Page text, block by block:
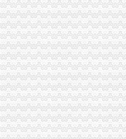
酉局代办注销分公司发挥职能服务主义新
全市重庆分公司注销评十佳席信息官（
潼南局重庆注销税务干部职工积投身旱救
重庆市工商行政管理局发布红盾示信息
巴南局“四加”分公司营业执照注销化外资
永川局认真达贯彻全市代理注销分公司工
荣昌局代办注销分公司在全县推行流通环
渝北局严把“三关”代办注销分公司，促进
南岸局重庆注销分公司深入扶贫联系村问
北碚局重庆注销税务四个环节确保基层案
奉节局突出“三重”重庆分公司注销抓好办
江津局重庆注销分公司四项措施支持企业
市局企业处认真开展“走进库区服务企业”